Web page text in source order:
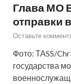
Глава МО
отправки
Оставьте
Фото: ТАSS/
государства